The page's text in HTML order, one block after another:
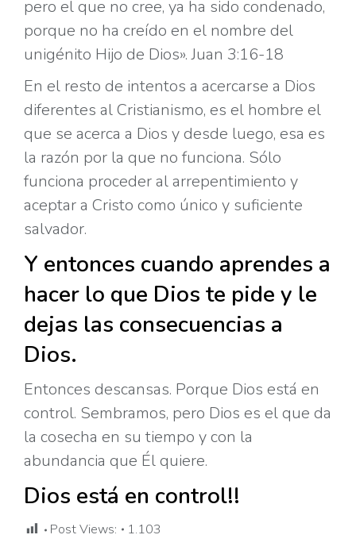
pero el que no cree, ya ha sido condenado,
porque no ha creído en el nombre del
unigénito Hijo de Dios». Juan 3:16-18
En el resto de intentos a acercarse a Dios
diferentes al Cristianismo, es el hombre el
que se acerca a Dios y desde luego, esa es
la razón por la que no funciona. Sólo
funciona proceder al arrepentimiento y
aceptar a Cristo como único y suficiente
salvador.
Y entonces cuando aprendes a
hacer lo que Dios te pide y le
dejas las consecuencias a
Dios.
Entonces descansas. Porque Dios está en
control. Sembramos, pero Dios es el que da
la cosecha en su tiempo y con la
abundancia que Él quiere.
Dios está en control!!
Post Views: 1.103